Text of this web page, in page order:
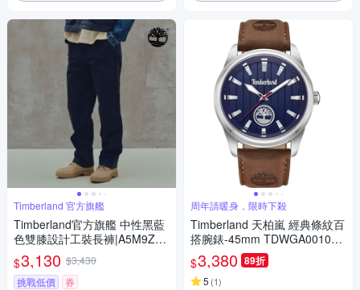
Timberland 官方旗艦
Timberland官方旗艦 中性黑藍
色雙膝設計工裝長褲|A5M9ZA
GK
$3,130 $3,430
挑戰低價
券
周年請暖身，限時下殺
Timberland 天柏嵐 經典條紋百
搭腕錶-45mm TDWGA001020
$3,380 89折
5 (1)